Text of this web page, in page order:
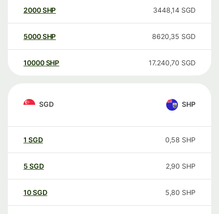
2000SHP 3448,14 SGD
5000SHP 8620,35 SGD
10000 SHP 17.240,70 SGD
SGD SHP
1 SGD 0,58 SHP
5 SGD 2,90 SHP
10SGD 5,80 SHP